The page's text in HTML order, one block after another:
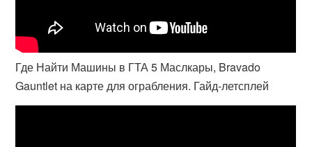
Где Найти Машины в ГТА 5 Маслкары, Bravado
Gauntlet на карте для ограбления. Гайд-летсплей